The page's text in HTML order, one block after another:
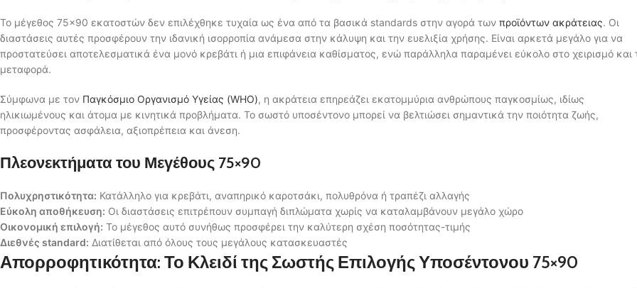
Το μέγεθος 75×90 εκατοστών δεν επιλέχθηκε τυχαία ως ένα από τα βασικά standards στην αγορά των προϊόντων ακράτειας. Οι
διαστάσεις αυτές προσφέρουν την ιδανική ισορροπία ανάμεσα στην κάλυψη και την ευελιξία χρήσης. Είναι αρκετά μεγάλο για να
προστατεύσει αποτελεσματικά ένα μονό κρεβάτι ή μια επιφάνεια καθίσματος, ενώ παράλληλα παραμένει εύκολο στο χειρισμό και
μεταφορά.
Σύμφωνα με τον Παγκόσμιο Οργανισμό Υγείας (WHO), η ακράτεια επηρεάζει εκατομμύρια ανθρώπους παγκοσμίως, ιδίως
ηλικιωμένους και άτομα με κινητικά προβλήματα. Το σωστό υποσέντονο μπορεί να βελτιώσει σημαντικά την ποιότητα ζωής,
προσφέροντας ασφάλεια, αξιοπρέπεια και άνεση.
Πλεονεκτήματα του Μεγέθους 75×90
Πολυχρηστικότητα: Κατάλληλο για κρεβάτι, αναπηρικό καροτσάκι, πολυθρόνα ή τραπέζι αλλαγής
Εύκολη αποθήκευση: Οι διαστάσεις επιτρέπουν συμπαγή διπλώματα χωρίς να καταλαμβάνουν μεγάλο χώρο
Οικονομική επιλογή: Το μέγεθος αυτό συνήθως προσφέρει την καλύτερη σχέση ποσότητας-τιμής
Διεθνές standard: Διατίθεται από όλους τους μεγάλους κατασκευαστές
Απορροφητικότητα: Το Κλειδί της Σωστής Επιλογής Υποσέντονου 75×90